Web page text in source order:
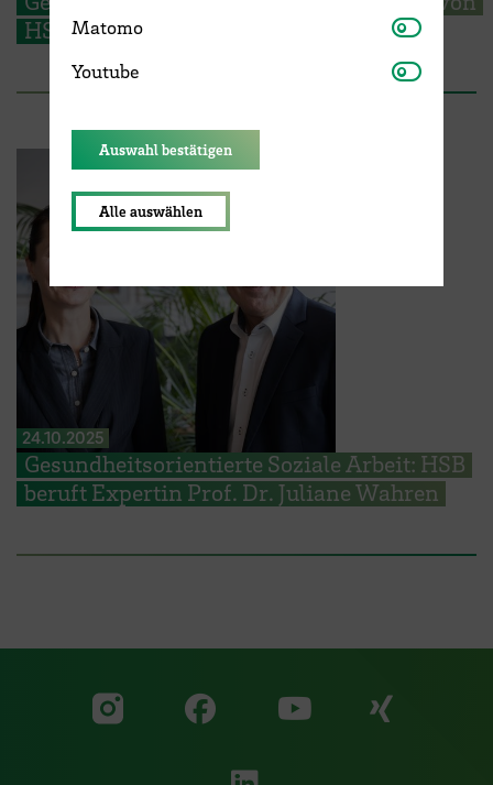
HSB und HS Bremerhaven am 16. April
24.10.2025
Gesundheitsorientierte Soziale Arbeit: HSB
beruft Expertin Prof. Dr. Juliane Wahren
Zu unserer Facebook
Zu
Matomo Matomo
Youtube Youtube
Auswahl bestätigen
Alle auswählen